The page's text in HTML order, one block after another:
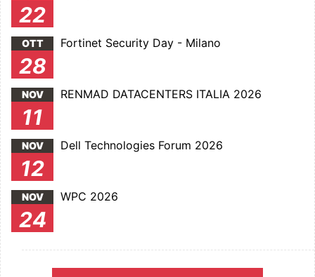
22
OTT
28
Fortinet Security Day - Milano
NOV
11
RENMAD DATACENTERS ITALIA 2026
NOV
12
Dell Technologies Forum 2026
NOV
24
WPC 2026